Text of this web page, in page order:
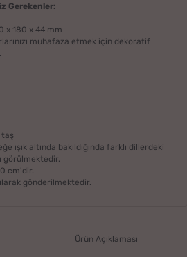
Gerekenler:
x 180 x 44 mm
muhafaza etmek için dekoratif
taş
ışık altında bakıldığında farklı dillerdeki
görülmektedir.
cm'dir.
gönderilmektedir.
Ürün Açıklaması